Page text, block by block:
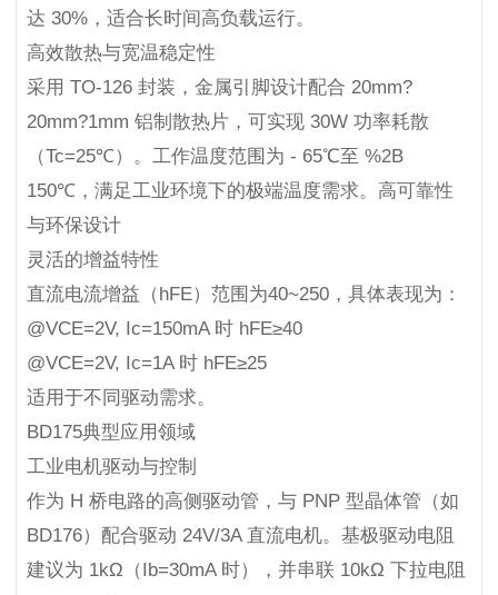
达 30%，适合长时间高负载运行。
高效散热与宽温稳定性
采用 TO-126 封装，金属引脚设计配合 20mm?
20mm?1mm 铝制散热片，可实现 30W 功率耗散
（Tc=25℃）。工作温度范围为 - 65℃至 %2B
150℃，满足工业环境下的极端温度需求。高可靠性
与环保设计
灵活的增益特性
直流电流增益（hFE）范围为40~250，具体表现为：
@VCE=2V, Ic=150mA 时 hFE≥40
@VCE=2V, Ic=1A 时 hFE≥25
适用于不同驱动需求。
BD175典型应用领域
工业电机驱动与控制
作为 H 桥电路的高侧驱动管，与 PNP 型晶体管（如
BD176）配合驱动 24V/3A 直流电机。基极驱动电阻
建议为 1kΩ（Ib=30mA 时），并串联 10kΩ 下拉电阻